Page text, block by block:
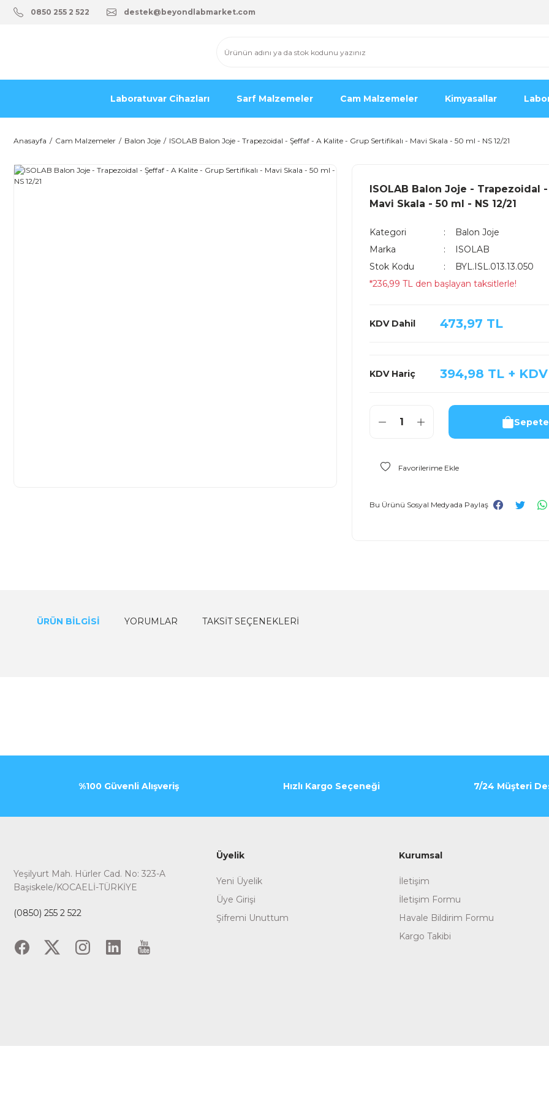
0850 255 2 522 destek@beyondlabmarket.com
Laboratuvar Cihazları Sarf Malzemeler Cam Malzemeler Kimyasallar
Anasayfa Cam Malzemeler Balon Joje ISOLAB Balon Joje - Trapezoidal - Şeffaf - A Kalite - Grup Sertifikalı - Mavi Skala - 50 ml - NS 12/21
ISOLAB Balon Joje - Trapezoidal
Mavi Skala - 50 ml - NS 12/21
Kategori
Balon Joje
Marka
ISOLAB
Stok Kodu
BYL.ISL.013.13.050
*236,99 TL den başlayan taksitlerle!
KDV Dahil 473,97 TL
KDV Hariç 394,98 TL + KDV
Bu Ürünü Sosyal Medyada Paylaş
ÜRÜN BILGISI YORUMLAR TAKSIT SEÇENEKLERI
%100 Güvenli Alışveriş Hızlı Kargo Seçeneği 7/24 Müşteri
Yeşilyurt Mah. Hürler Cad. No: 323-A
Başiskele/KOCAELİ-TÜRKİYE
(0850) 255 2 522
Üyelik
Yeni Üyelik
Üye Girişi
Şifremi Unuttum
Kurumsal
İletişim
İletişim Formu
Havale Bildirim Formu
Kargo Takibi